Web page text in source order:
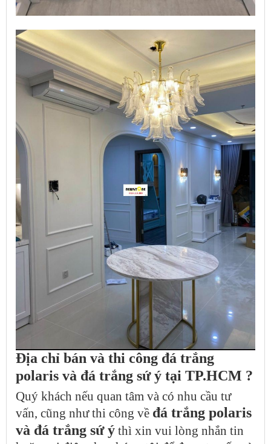
Địa chỉ bán và thi công đá trắng
polaris và đá trắng sứ ý tại TP.HCM ?
Quý khách nếu quan tâm và có nhu cầu tư
vấn, cũng như thi công về đá trắng polaris
và đá trắng sứ ý thì xin vui lòng nhắn tin